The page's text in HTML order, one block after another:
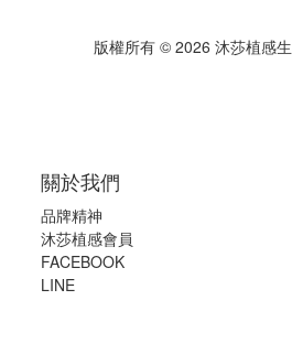
版權所有 © 2026 沐莎植感生
關於我們
品牌精神
沐莎植感會員
FACEBOOK
LINE